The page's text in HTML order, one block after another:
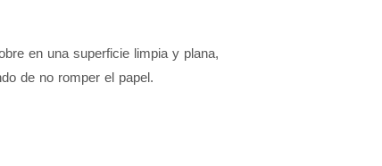
en una superficie limpia y plana,
de no romper el papel.